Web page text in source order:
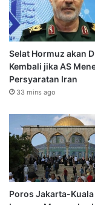
Selat Hormuz akan
Kembali jika AS
Persyaratan Iran
33 mins ago
Poros Jakarta-Kuala